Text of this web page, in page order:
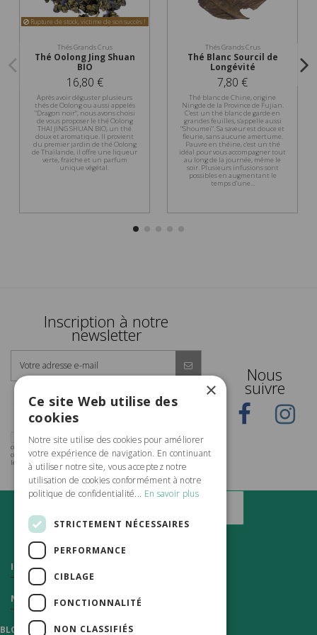
Rupture de stock, victime de son succès !
Thés Grands Crus
Thé Oolong Jing Shuan
BIO
16,80 €
Après avoir déguster plusieurs
thés de Oolong ou aussi appelés
"Dragon noir", nous avons choisi
de vous proposer le thé Oolong
THAI JING SHUAN BIO, un thé
doux et aromatique. Il provient
du premier jardin de thé Oolong
de Thaïlande, il offre une liqueur
verte, fraiche et un parfum
unique végétal.
Thés Grands Crus
Thé Blanc Sourcil de
Longévité
7,80 €
Thé blanc de Chine, origine
Ningde de la Province de Fujian.
C’est un thé blanc de garde en
grandes feuilles, s’appelle aussi
"Shoumeï". Sa saveur est douce et
fleurie, sans aucune amertume.
Pauvre en théine, c’est un thé
idéal pour vous accompagner tout
au long de la journée, même le
soir. Plusieurs infusions sont
possibles en augmentant le
temps d’une...
Inscription à notre
newsletter
Seulement 1 ou 2 emails par mois, pas plus, pour vous
informer de nos offres et de notre actualité ! Et vous pouvez
vous désinscrire à tout moment à l'aide d'un lien en bas de
chaque email reçu.
J'accepte de recevoir les actualités et les offres
commerciales de Vert Citron par email et confirme avoir pris
connaissance de la politique de confidentialité et mentions
légales.
Nous
suivre
Informations
Nous contacter
BLOG
×
Ce site Web utilise des
cookies
Notre site utilise des cookies pour améliorer
votre expérience de navigation. En continuant
à utiliser notre site, vous acceptez notre
utilisation de cookies conformément à notre
politique de confidentialité... En savoir plus
STRICTEMENT NÉCESSAIRES
PERFORMANCE
CIBLAGE
FONCTIONNALITÉ
NON CLASSIFIÉS